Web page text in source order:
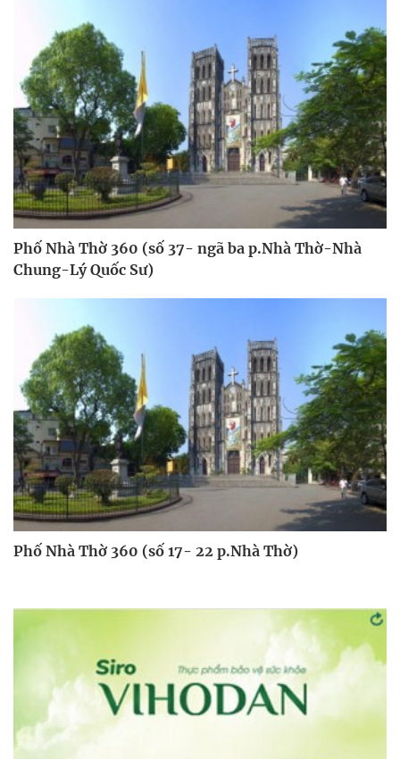
Phố Nhà Thờ 360 (số 37- ngã ba p.Nhà Thờ-Nhà
Chung-Lý Quốc Sư)
Phố Nhà Thờ 360 (số 17- 22 p.Nhà Thờ)